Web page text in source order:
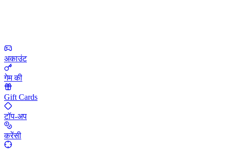
अकाउंट
गेम की
Gift Cards
टॉप-अप
करेंसी